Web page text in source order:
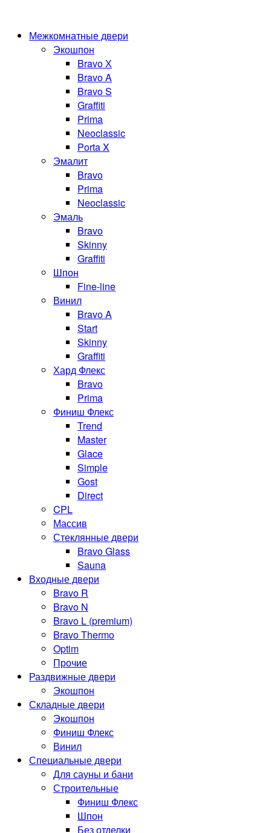
Межкомнатные двери
Экошпон
Bravo Х
Bravo A
Bravo S
Graffiti
Prima
Neoclassic
Porta X
Эмалит
Bravo
Prima
Neoclassic
Эмаль
Bravo
Skinny
Graffiti
Шпон
Fine-line
Винил
Bravo A
Start
Skinny
Graffiti
Хард Флекс
Bravo
Prima
Финиш Флекс
Trend
Master
Glace
Simple
Gost
Direct
CPL
Массив
Стеклянные двери
Bravo Glass
Sauna
Входные двери
Bravo R
Bravo N
Bravo L (premium)
Bravo Thermo
Optim
Прочие
Раздвижные двери
Экошпон
Складные двери
Экошпон
Финиш Флекс
Винил
Специальные двери
Для сауны и бани
Строительные
Финиш Флекс
Шпон
Без отделки